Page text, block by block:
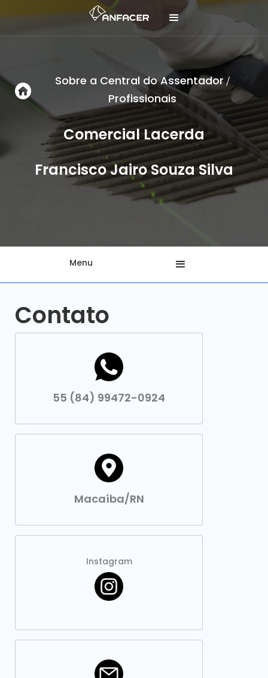
Sobre a Central do Assentador/
Profissionais
Comercial Lacerda
Francisco Jairo Souza Silva
Menu
Contato
55 (84) 99472-0924
Macaíba/RN
Instagram